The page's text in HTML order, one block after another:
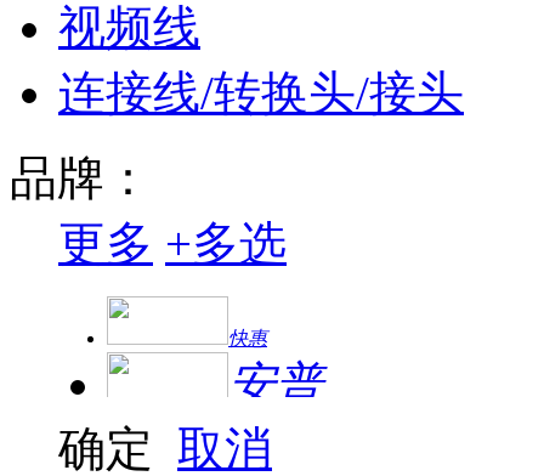
视频线
连接线/转换头/接头
品牌：
更多 +多选
快惠
安普
绿联
确定 取消